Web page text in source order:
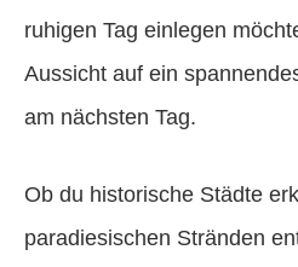
ruhigen Tag einlegen
Aussicht auf ein
am nächsten Tag.
Ob du historische Städte
paradiesischen Stränden